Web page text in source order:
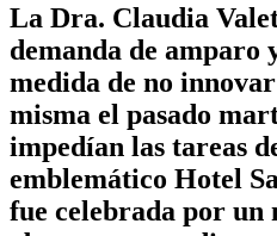
La Dra. Claudia
demanda de amparo
medida de no
misma el pasado
impedían las tareas
emblemático Hotel
fue celebrada por un